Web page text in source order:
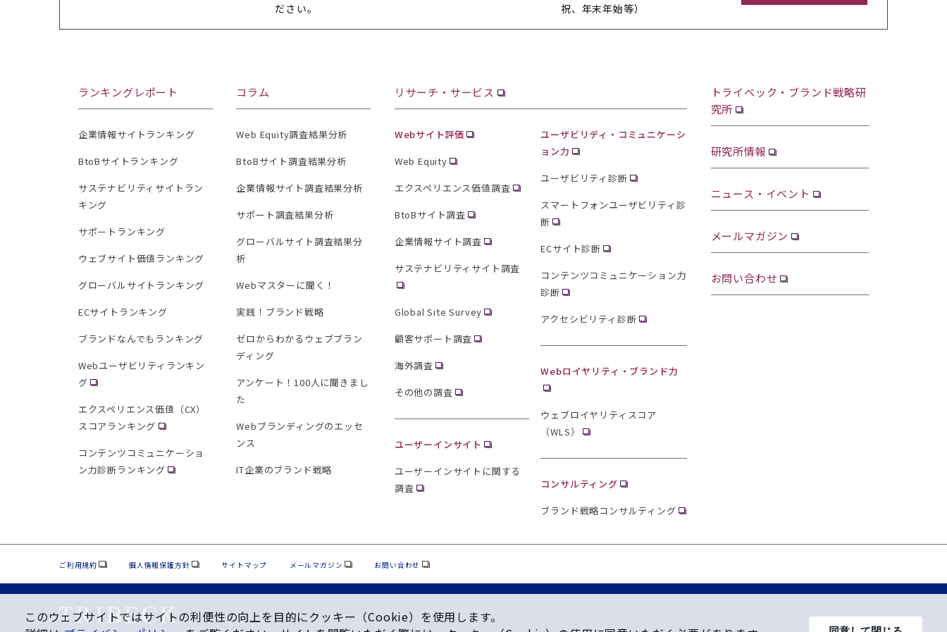
ださい。
祝、年末年始等）
ランキングレポート
企業情報サイトランキング
BtoBサイトランキング
サステナビリティサイトラン
キング
サポートランキング
ウェブサイト価値ランキング
グローバルサイトランキング
ECサイトランキング
ブランドなんでもランキング
Webユーザビリティランキン
グ
エクスペリエンス価値（CX）
スコアランキング
コンテンツコミュニケーショ
ン力診断ランキング
コラム
Web Equity調査結果分析
BtoBサイト調査結果分析
企業情報サイト調査結果分析
サポート調査結果分析
グローバルサイト調査結果分
析
Webマスターに聞く！
実践！ブランド戦略
ゼロからわかるウェブブラン
ディング
アンケート！100人に聞きまし
た
Webブランディングのエッセ
ンス
IT企業のブランド戦略
リサーチ・サービス
Webサイト評価
Web Equity
エクスペリエンス価値調査
BtoBサイト調査
企業情報サイト調査
サステナビリティサイト調査
Global Site Survey
顧客サポート調査
海外調査
その他の調査
ユーザーインサイト
ユーザーインサイトに関する
調査
ユーザビリディ・コミュニケーシ
ョン力
ユーザビリティ診断
スマートフォンユーザビリティ診
断
ECサイト診断
コンテンツコミュニケーション力
診断
アクセシビリティ診断
Webロイヤリティ・ブランド力
ウェブロイヤリティスコア
（WLS）
コンサルティング
ブランド戦略コンサルティング
トライベック・ブランド戦略研
究所
研究所情報
ニュース・イベント
メールマガジン
お問い合わせ
ご利用規約 個人情報保護方針 サイトマップ メールマガジン お問い合わせ
このウェブサイトではサイトの利便性の向上を⽬的にクッキー（Cookie）を使⽤します。